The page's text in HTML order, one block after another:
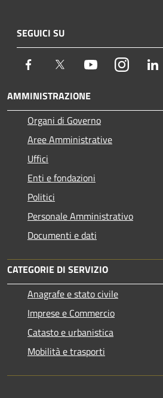
SEGUICI SU
Facebook Twitter YoutubeInstagram
AMMINISTRAZIONE
Organi di Governo
Aree Amministrative
Uffici
Enti e fondazioni
Politici
Personale Amministrativo
Documenti e dati
CATEGORIE DI SERVIZIO
Anagrafe e stato civile
Imprese e Commercio
Catasto e urbanistica
Mobilità e trasporti